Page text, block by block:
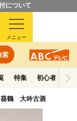
について
索
メニュー
特集 初心者ガイド
葵鶴 大吟古酒